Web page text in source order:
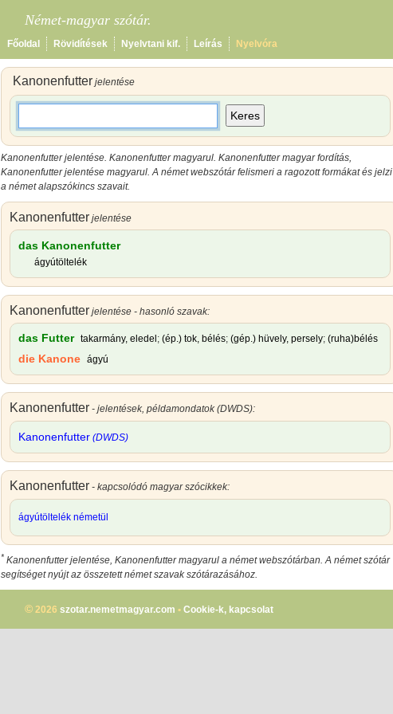
Német-magyar szótár.
Főoldal Rövidítések Nyelvtani kif. Leírás Nyelvóra
Kanonenfutter jelentése
Keres
Kanonenfutter jelentése. Kanonenfutter magyarul. Kanonenfutter magyarfordítás,
Kanonenfutter jelentése magyarul. A német webszótár felismeri a ragozott formákat és jelzi
a német alapszókincs szavait.
Kanonenfutter jelentése
das Kanonenfutter
ágyútöltelék
Kanonenfutter jelentése - hasonló szavak:
das Futter takarmány, eledel ; (ép.) tok, bélés; (gép.) hüvely, persely; (ruha)bélés
die Kanone ágyú
Kanonenfutter - jelentések, példamondatok (DWDS):
Kanonenfutter (DWDS)
Kanonenfutter - kapcsolódó magyar szócikkek:
ágyútöltelék németül
* Kanonenfutter jelentése, Kanonenfutter magyarul a német webszótárban. A német szótár
segítséget nyújt az összetett német szavak szótárazásához.
© 2026 szotar.nemetmagyar.com • Cookie-k, kapcsolat